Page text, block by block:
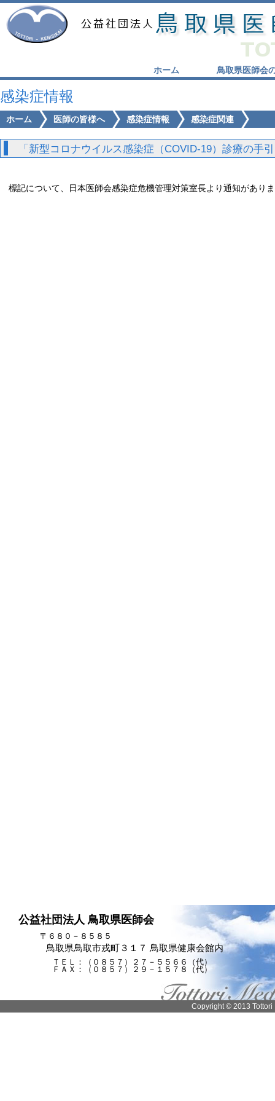
ホーム 鳥取県医師会
感染症情報
ホーム 医師の皆様へ 感染症情報 感染症関連
「新型コロナウイルス感染症（COVID-19）診療の手
標記について、日本医師会感染症危機管理対策室長より通知があり
公益社団法人 鳥取県医師会
〒６８０－８５８５
鳥取県鳥取市戎町３１７ 鳥取県健康会館内
ＴＥＬ：（０８５７）２７－５５６６（代）
ＦＡＸ：（０８５７）２９－１５７８（代）
Copyright © 2013 Tottori